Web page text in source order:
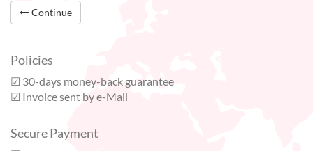
Continue
Policies
☑ 30-days money-back guarantee
☑ Invoice sent by e-Mail
Secure Payment